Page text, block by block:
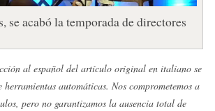
se acabó la temporada de directores
al español del artículo original en italiano se
automáticas. Nos comprometemos a
pero no garantizamos la ausencia total de